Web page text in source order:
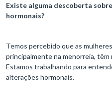
Existe alguma descoberta
hormonais?
Temos percebido que as
principalmente na menorreia,
Estamos trabalhando para
alterações hormonais.